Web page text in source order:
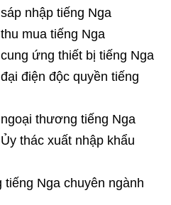
nhập tiếng Nga
mua tiếng Nga
ứng thiết bị tiếng Nga
điện độc quyền tiếng
thương tiếng Nga
thác xuất nhập khẩu
Nga chuyên ngành